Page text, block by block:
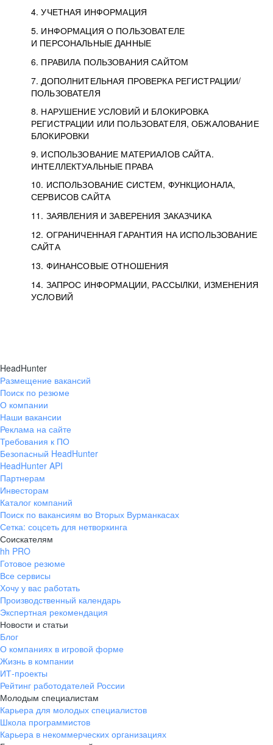
4. УЧЕТНАЯ ИНФОРМАЦИЯ
5. ИНФОРМАЦИЯ О ПОЛЬЗОВАТЕЛЕ
И ПЕРСОНАЛЬНЫЕ ДАННЫЕ
6. ПРАВИЛА ПОЛЬЗОВАНИЯ САЙТОМ
7. ДОПОЛНИТЕЛЬНАЯ ПРОВЕРКА РЕГИСТРАЦИИ/
ПОЛЬЗОВАТЕЛЯ
8. НАРУШЕНИЕ УСЛОВИЙ И БЛОКИРОВКА
РЕГИСТРАЦИИ ИЛИ ПОЛЬЗОВАТЕЛЯ, ОБЖАЛОВАНИЕ
БЛОКИРОВКИ
9. ИСПОЛЬЗОВАНИЕ МАТЕРИАЛОВ САЙТА.
ИНТЕЛЛЕКТУАЛЬНЫЕ ПРАВА
10. ИСПОЛЬЗОВАНИЕ СИСТЕМ, ФУНКЦИОНАЛА,
СЕРВИСОВ САЙТА
11. ЗАЯВЛЕНИЯ И ЗАВЕРЕНИЯ ЗАКАЗЧИКА
12. ОГРАНИЧЕННАЯ ГАРАНТИЯ НА ИСПОЛЬЗОВАНИЕ
САЙТА
13. ФИНАНСОВЫЕ ОТНОШЕНИЯ
14. ЗАПРОС ИНФОРМАЦИИ, РАССЫЛКИ, ИЗМЕНЕНИЯ
УСЛОВИЙ
HeadHunter
Размещение вакансий
Поиск по резюме
О компании
Наши вакансии
Реклама на сайте
Требования к ПО
Безопасный HeadHunter
HeadHunter API
Партнерам
Инвесторам
Каталог компаний
Поиск по вакансиям во Вторых Вурманкасах
Сетка: соцсеть для нетворкинга
Соискателям
hh PRO
Готовое резюме
Все сервисы
Хочу у вас работать
Производственный календарь
Экспертная рекомендация
Новости и статьи
Блог
О компаниях в игровой форме
Жизнь в компании
ИТ-проекты
Рейтинг работодателей России
Молодым специалистам
Карьера для молодых специалистов
Школа программистов
Карьера в некоммерческих организациях